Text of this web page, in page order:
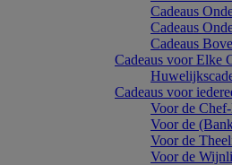
Cadeaus
Cadeaus
Cadeaus
Cadeaus voor Elke
Cadeaus voor
Voor de
Voor de
Voor de
Voor de